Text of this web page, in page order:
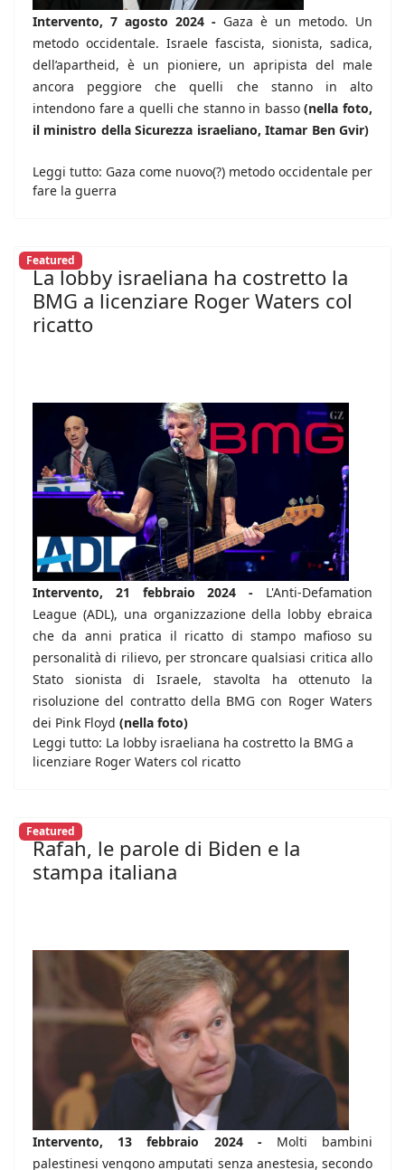
Intervento, 7 agosto 2024 - Gaza è un metodo. Un
metodo occidentale. Israele fascista, sionista, sadica,
dell’apartheid, è un pioniere, un apripista del male
ancora peggiore che quelli che stanno in alto
intendono fare a quelli che stanno in basso(nella foto,
il ministro della Sicurezza israeliano, Itamar Ben Gvir)
Leggi tutto: Gaza come nuovo(?) metodo occidentale per
fare la guerra
Featured
La lobby israeliana ha costretto la
BMG a licenziare Roger Waters col
ricatto
Intervento, 21 febbraio 2024 - L'Anti-Defamation
League (ADL), una organizzazione della lobby ebraica
che da anni pratica il ricatto di stampo mafioso su
personalità di rilievo, per stroncare qualsiasi critica allo
Stato sionista di Israele, stavolta ha ottenuto la
risoluzione del contratto della BMG con Roger Waters
dei Pink Floyd (nella foto)
Leggi tutto: La lobby israeliana ha costretto la BMG a
licenziare Roger Waters col ricatto
Featured
Rafah, le parole di Biden e la
stampa italiana
Intervento, 13 febbraio 2024 - Molti bambini
palestinesi vengono amputati senza anestesia, secondo